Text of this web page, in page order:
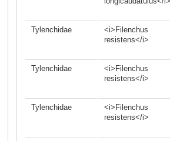
Tylenchidae
<i>Filenchus
resistens</i>
Tylenchidae
<i>Filenchus
resistens</i>
Tylenchidae
<i>Filenchus
resistens</i>